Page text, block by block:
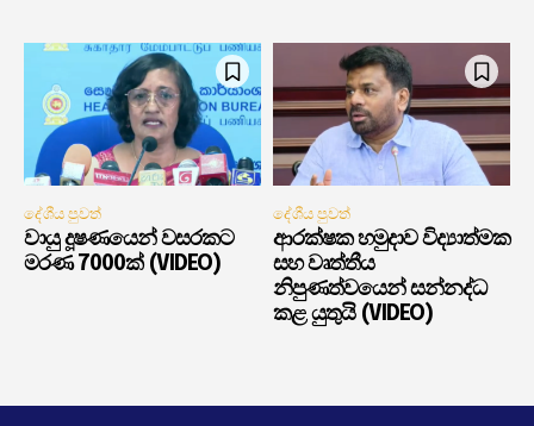
දේශීය පුවත්
වායු දූෂණයෙන් වසරකට
මරණ 7000ක් (VIDEO)
දේශීය පුවත්
ආරක්ෂක හමුදාව විද්‍යාත්මක
සහ වෘත්තීය
නිපුණත්වයෙන් සන්නද්ධ
කළ යුතුයි (VIDEO)